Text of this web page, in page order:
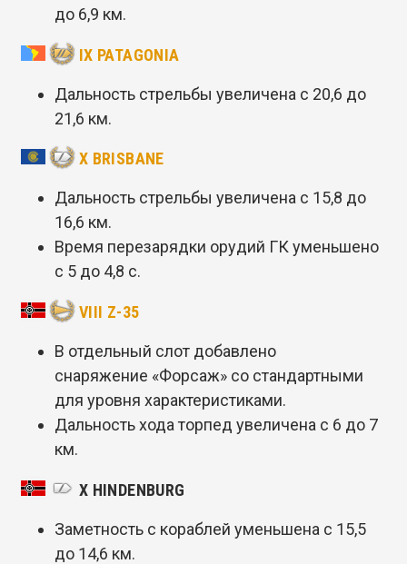
до 6,9 км.
IX PATAGONIA
Дальность стрельбы увеличена с 20,6 до
21,6 км.
X BRISBANE
Дальность стрельбы увеличена с 15,8 до
16,6 км.
Время перезарядки орудий ГК уменьшено
с 5 до 4,8 с.
VIII Z-35
В отдельный слот добавлено
снаряжение «Форсаж» со стандартными
для уровня характеристиками.
Дальность хода торпед увеличена с 6 до 7
км.
X HINDENBURG
Заметность с кораблей уменьшена с 15,5
до 14,6 км.